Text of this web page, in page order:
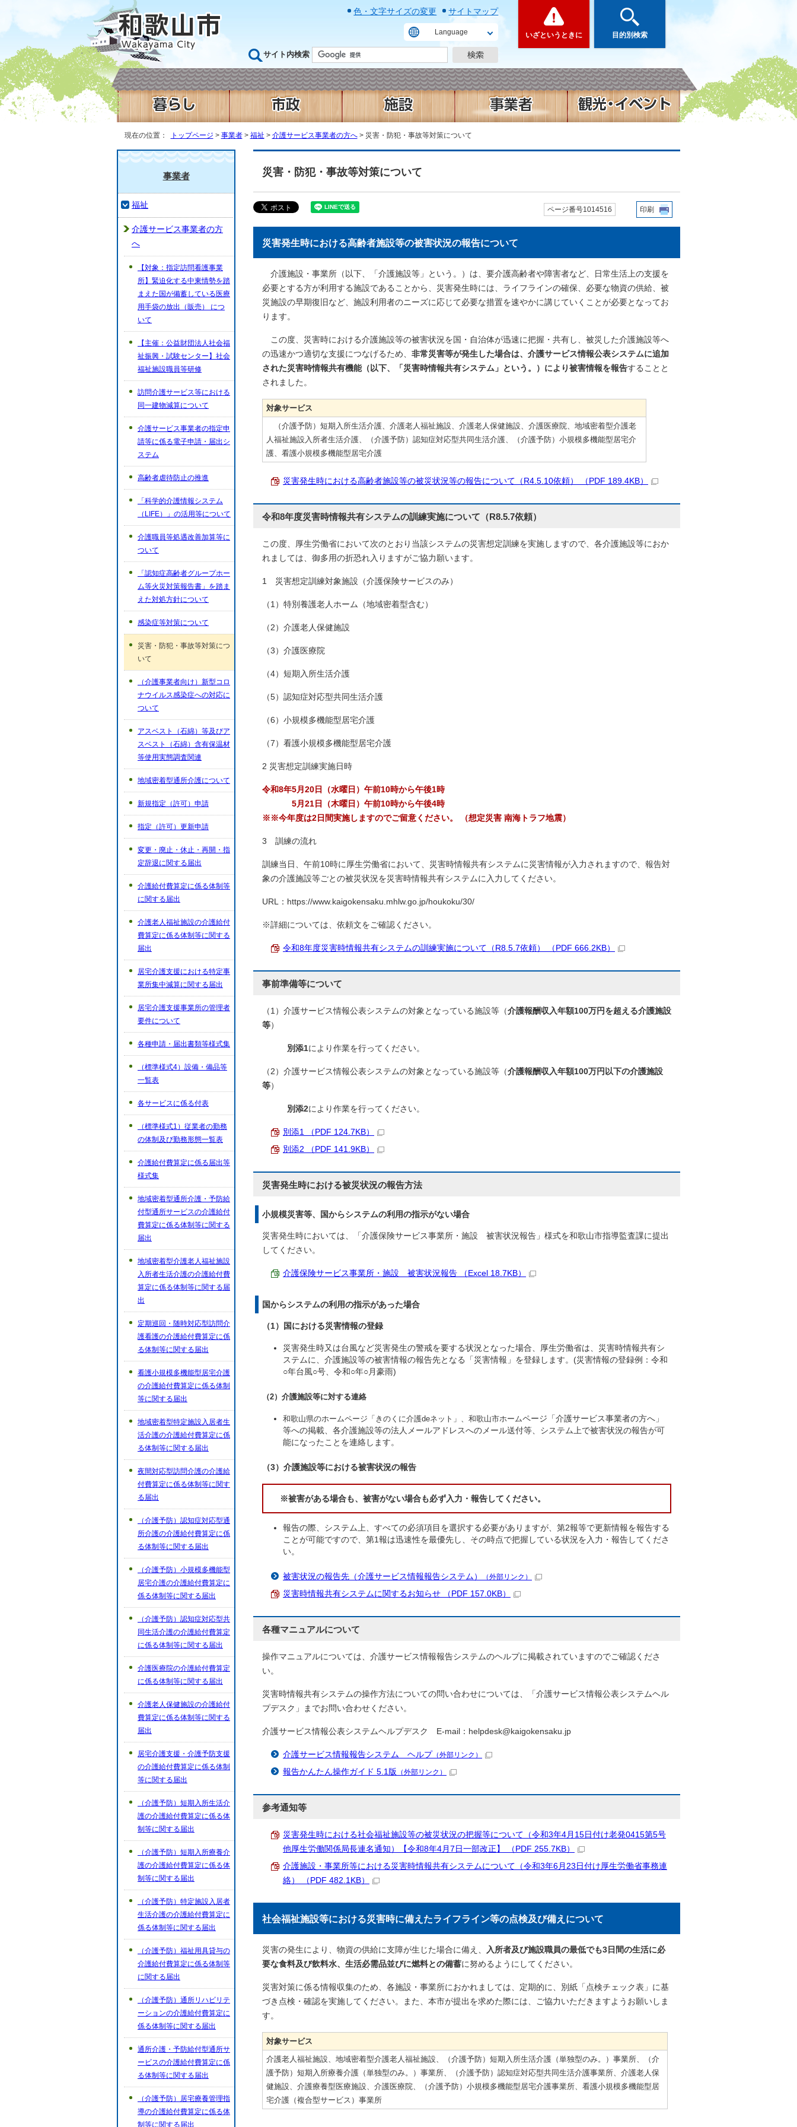
色・文字サイズの変更 サイトマップ
Language
サイト内検索
いざというときに 目的別検索
現在の位置： トップページ > 事業者> 福祉 > 介護サービス事業者の方へ> 災害・防犯・事故等対策について
災害・防犯・事故等対策について
ページ番号1014516 印刷
災害発生時における高齢者施設等の被害状況の報告について
介護施設・事業所（以下、「介護施設等」という。）は、要介護高齢者や障害者など、日常生活上の支援を
必要とする方が利用する施設であることから、災害発生時には、ライフラインの確保、必要な物資の供給、被
災施設の早期復旧など、施設利用者のニーズに応じて必要な措置を速やかに講じていくことが必要となってお
ります。
この度、災害時における介護施設等の被害状況を国・自治体が迅速に把握・共有し、被災した介護施設等へ
の迅速かつ適切な支援につなげるため、 非常災害等が発生した場合は、介護サービス情報公表システムに追加
された災害時情報共有機能（以下、「災害時情報共有システム」という。）により被害情報を報告することと
されました。
対象サービス
（介護予防）短期入所生活介護、介護老人福祉施設、介護老人保健施設、介護医療院、地域密着型介護老
人福祉施設入所者生活介護、（介護予防）認知症対応型共同生活介護、（介護予防）小規模多機能型居宅介
護、看護小規模多機能型居宅介護
災害発生時における高齢者施設等の被災状況等の報告について（R4.5.10依頼） （PDF 189.4KB）
令和8年度災害時情報共有システムの訓練実施について（R8.5.7依頼）
この度、厚生労働省において次のとおり当該システムの災害想定訓練を実施しますので、各介護施設等におか
れましては、御多用の折恐れ入りますがご協力願います。
1 災害想定訓練対象施設（介護保険サービスのみ）
（1）特別養護老人ホーム（地域密着型含む）
（2）介護老人保健施設
（3）介護医療院
（4）短期入所生活介護
（5）認知症対応型共同生活介護
（6）小規模多機能型居宅介護
（7）看護小規模多機能型居宅介護
2 災害想定訓練実施日時
令和8年5月20日（水曜日）午前10時から午後1時
5月21日（木曜日）午前10時から午後4時
※※今年度は2日間実施しますのでご留意ください。 （想定災害 南海トラフ地震）
3 訓練の流れ
訓練当日、午前10時に厚生労働省において、災害時情報共有システムに災害情報が入力されますので、報告対
象の介護施設等ごとの被災状況を災害時情報共有システムに入力してください。
URL：https://www.kaigokensaku.mhlw.go.jp/houkoku/30/
※詳細については、依頼文をご確認ください。
令和8年度災害時情報共有システムの訓練実施について（R8.5.7依頼） （PDF 666.2KB）
事前準備等について
（1）介護サービス情報公表システムの対象となっている施設等（介護報酬収入年額100万円を超える介護施設
等）
別添1により作業を行ってください。
（2）介護サービス情報公表システムの対象となっている施設等（介護報酬収入年額100万円以下の介護施設
等）
別添2により作業を行ってください。
別添1 （PDF 124.7KB）
別添2 （PDF 141.9KB）
災害発生時における被災状況の報告方法
小規模災害等、国からシステムの利用の指示がない場合
災害発生時においては、「介護保険サービス事業所・施設 被害状況報告」様式を和歌山市指導監査課に提出
してください。
介護保険サービス事業所・施設 被害状況報告 （Excel 18.7KB）
国からシステムの利用の指示があった場合
（1）国における災害情報の登録
災害発生時又は台風など災害発生の警戒を要する状況となった場合、厚生労働省は、災害時情報共有シ
ステムに、介護施設等の被害情報の報告先となる「災害情報」を登録します。(災害情報の登録例：令和
○年台風○号、令和○年○月豪雨)
（2）介護施設等に対する連絡
和歌山県のホームページ「きのくに介護deネット」、和歌山市ホームページ「介護サービス事業者の方へ」
等への掲載、各介護施設等の法人メールアドレスへのメール送付等、システム上で被害状況の報告が可
能になったことを連絡します。
（3）介護施設等における被害状況の報告
※被害がある場合も、被害がない場合も必ず入力・報告してください。
報告の際、システム上、すべての必須項目を選択する必要がありますが、第2報等で更新情報を報告する
ことが可能ですので、第1報は迅速性を最優先し、その時点で把握している状況を入力・報告してくださ
い。
被害状況の報告先（介護サービス情報報告システム） （外部リンク）
災害時情報共有システムに関するお知らせ （PDF 157.0KB）
各種マニュアルについて
操作マニュアルについては、介護サービス情報報告システムのヘルプに掲載されていますのでご確認くださ
い。
災害時情報共有システムの操作方法についての問い合わせについては、「介護サービス情報公表システムヘル
プデスク」までお問い合わせください。
介護サービス情報公表システムヘルプデスク E-mail：helpdesk@kaigokensaku.jp
介護サービス情報報告システム ヘルプ （外部リンク）
報告かんたん操作ガイド 5.1版 （外部リンク）
参考通知等
災害発生時における社会福祉施設等の被災状況の把握等について（令和3年4月15日付け老発0415第5号
他厚生労働関係局長連名通知）【令和8年4月7日一部改正】 （PDF 255.7KB）
介護施設・事業所等における災害時情報共有システムについて（令和3年6月23日付け厚生労働省事務連
絡） （PDF 482.1KB）
社会福祉施設等における災害時に備えたライフライン等の点検及び備えについて
災害の発生により、物資の供給に支障が生じた場合に備え、 入所者及び施設職員の最低でも3日間の生活に必
要な食料及び飲料水、生活必需品並びに燃料との備蓄に努めるようにしてください。
災害対策に係る情報収集のため、各施設・事業所におかれましては、定期的に、別紙「点検チェック表」に基
づき点検・確認を実施してください。また、本市が提出を求めた際には、ご協力いただきますようお願いしま
す。
対象サービス
介護老人福祉施設、地域密着型介護老人福祉施設、（介護予防）短期入所生活介護（単独型のみ。）事業所、（介
護予防）短期入所療養介護（単独型のみ。）事業所、（介護予防）認知症対応型共同生活介護事業所、介護老人保
健施設、介護療養型医療施設、介護医療院、（介護予防）小規模多機能型居宅介護事業所、看護小規模多機能型居
宅介護（複合型サービス）事業所
事業者
福祉
介護サービス事業者の方
へ
【対象：指定訪問看護事業
所】緊迫化する中東情勢を踏
まえた国が備蓄している医療
用手袋の放出（販売） につ
いて
【主催：公益財団法人社会福
祉振興・試験センター】社会
福祉施設職員等研修
訪問介護サービス等における
同一建物減算について
介護サービス事業者の指定申
請等に係る電子申請・届出シ
ステム
高齢者虐待防止の推進
「科学的介護情報システム
（LIFE）」の活用等について
介護職員等処遇改善加算等に
ついて
「認知症高齢者グループホー
ム等火災対策報告書」を踏ま
えた対処方針について
感染症等対策について
災害・防犯・事故等対策につ
いて
（介護事業者向け）新型コロ
ナウイルス感染症への対応に
ついて
アスベスト（石綿）等及びア
スベスト（石綿）含有保温材
等使用実態調査関連
地域密着型通所介護について
新規指定（許可）申請
指定（許可）更新申請
変更・廃止・休止・再開・指
定辞退に関する届出
介護給付費算定に係る体制等
に関する届出
介護老人福祉施設の介護給付
費算定に係る体制等に関する
届出
居宅介護支援における特定事
業所集中減算に関する届出
居宅介護支援事業所の管理者
要件について
各種申請・届出書類等様式集
（標準様式4）設備・備品等
一覧表
各サービスに係る付表
（標準様式1）従業者の勤務
の体制及び勤務形態一覧表
介護給付費算定に係る届出等
様式集
地域密着型通所介護・予防給
付型通所サービスの介護給付
費算定に係る体制等に関する
届出
地域密着型介護老人福祉施設
入所者生活介護の介護給付費
算定に係る体制等に関する届
出
定期巡回・随時対応型訪問介
護看護の介護給付費算定に係
る体制等に関する届出
看護小規模多機能型居宅介護
の介護給付費算定に係る体制
等に関する届出
地域密着型特定施設入居者生
活介護の介護給付費算定に係
る体制等に関する届出
夜間対応型訪問介護の介護給
付費算定に係る体制等に関す
る届出
（介護予防）認知症対応型通
所介護の介護給付費算定に係
る体制等に関する届出
（介護予防）小規模多機能型
居宅介護の介護給付費算定に
係る体制等に関する届出
（介護予防）認知症対応型共
同生活介護の介護給付費算定
に係る体制等に関する届出
介護医療院の介護給付費算定
に係る体制等に関する届出
介護老人保健施設の介護給付
費算定に係る体制等に関する
届出
居宅介護支援・介護予防支援
の介護給付費算定に係る体制
等に関する届出
（介護予防）短期入所生活介
護の介護給付費算定に係る体
制等に関する届出
（介護予防）短期入所療養介
護の介護給付費算定に係る体
制等に関する届出
（介護予防）特定施設入居者
生活介護の介護給付費算定に
係る体制等に関する届出
（介護予防）福祉用具貸与の
介護給付費算定に係る体制等
に関する届出
（介護予防）通所リハビリテ
ーションの介護給付費算定に
係る体制等に関する届出
通所介護・予防給付型通所サ
ービスの介護給付費算定に係
る体制等に関する届出
（介護予防）居宅療養管理指
導の介護給付費算定に係る体
制等に関する届出